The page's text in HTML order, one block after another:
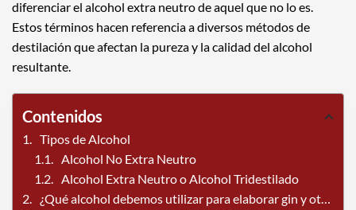
diferenciar el alcohol extra neutro de aquel que no lo es.
Estos términos hacen referencia a diversos métodos de
destilación que afectan la pureza y la calidad del alcohol
resultante.
Contenidos
Tipos de Alcohol
Alcohol No Extra Neutro
Alcohol Extra Neutro o Alcohol Tridestilado
¿Qué alcohol debemos utilizar para elaborar gin y otras bebidas destiladas?